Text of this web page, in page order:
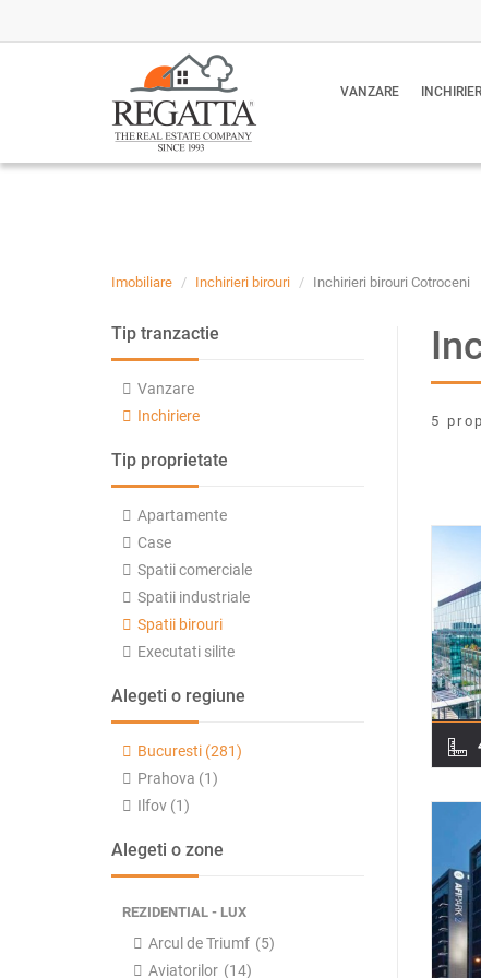
VANZARE
Imobiliare Inchirieri birouri Inchirieri birouri Cotroceni
Tip tranzactie
Vanzare
Inchiriere
Tip proprietate
Apartamente
Case
Spatii comerciale
Spatii industriale
Spatii birouri
Executati silite
Alegeti o regiune
Bucuresti (281)
Prahova (1)
Ilfov (1)
Alegeti o zone
REZIDENTIAL - LUX
Arcul de Triumf (5)
Aviatorilor (14)
5